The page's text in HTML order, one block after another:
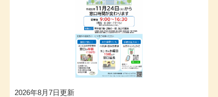
2026年8月7日更新